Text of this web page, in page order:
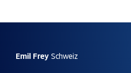
Emil Frey Schweiz